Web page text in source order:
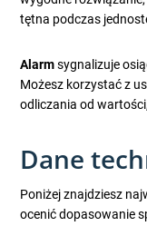
tętna podczas
Alarmsygnalizuje
Możesz korzystać z
odliczania od
Dane
Poniżej znajdziesz
ocenić dopasowanie